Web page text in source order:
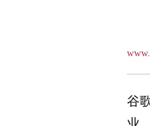
谷
业